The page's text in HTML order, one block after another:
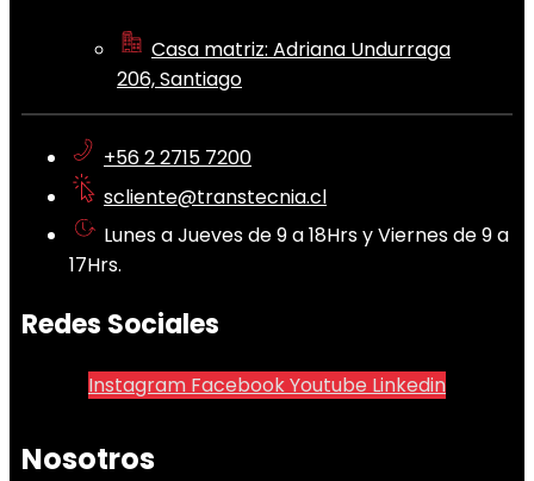
Casa matriz: Adriana Undurraga
206, Santiago
+56 2 2715 7200
scliente@transtecnia.cl
Lunes a Jueves de 9 a 18Hrs y Viernes de 9 a
17Hrs.
Redes Sociales
Instagram FacebookYoutube Linkedin
Nosotros